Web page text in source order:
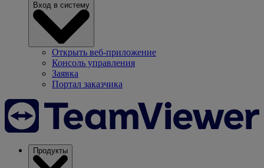
Вход в систему
Открыть веб-приложение
Консоль управления
Заявка
Портал заказчика
Продукты